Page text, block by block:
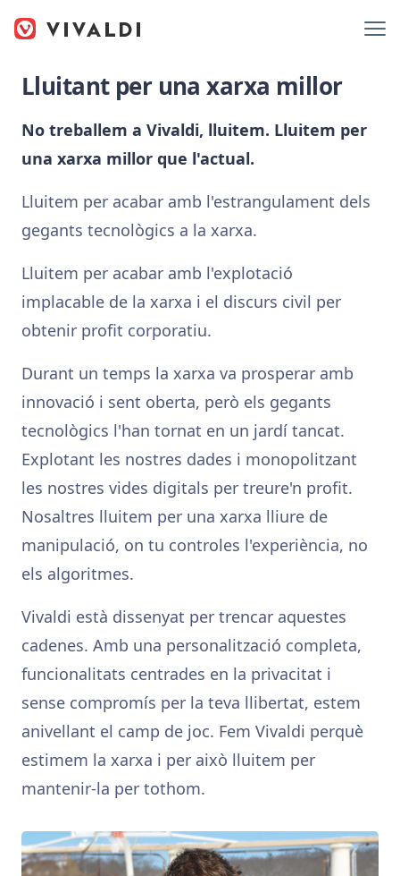
Lluitant per una xarxa millor
No treballem a Vivaldi, lluitem. Lluitem per
una xarxa millor que l'actual.
Lluitem per acabar amb l'estrangulament dels
gegants tecnològics a la xarxa.
Lluitem per acabar amb l'explotació
implacable de la xarxa i el discurs civil per
obtenir profit corporatiu.
Durant un temps la xarxa va prosperar amb
innovació i sent oberta, però els gegants
tecnològics l'han tornat en un jardí tancat.
Explotant les nostres dades i monopolitzant
les nostres vides digitals per treure'n profit.
Nosaltres lluitem per una xarxa lliure de
manipulació, on tu controles l'experiència, no
els algoritmes.
Vivaldi està dissenyat per trencar aquestes
cadenes. Amb una personalització completa,
funcionalitats centrades en la privacitat i
sense compromís per la teva llibertat, estem
anivellant el camp de joc. Fem Vivaldi perquè
estimem la xarxa i per això lluitem per
mantenir-la per tothom.